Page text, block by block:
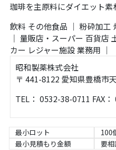
珈琲を主原料にダイエット素
飲料 その他食品 ｜ 粉砕加工
｜ 量販店・スーパー 百貨店
カー レジャー施設業務用 ｜
昭和製薬株式会社
〒 441-8122 愛知県豊橋市
TEL： 0532-38-0711 FAX
最小ロット
100
最小見積もり金額
要相